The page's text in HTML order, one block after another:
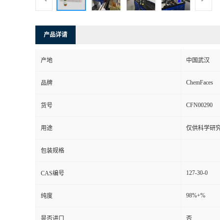
产品详请
产地 中国武汉
品牌 ChemFaces
货号 CFN00290
用途 仅供科学研
包装规格
CAS编号 127-30-0
纯度 98%+%
是否进口 否